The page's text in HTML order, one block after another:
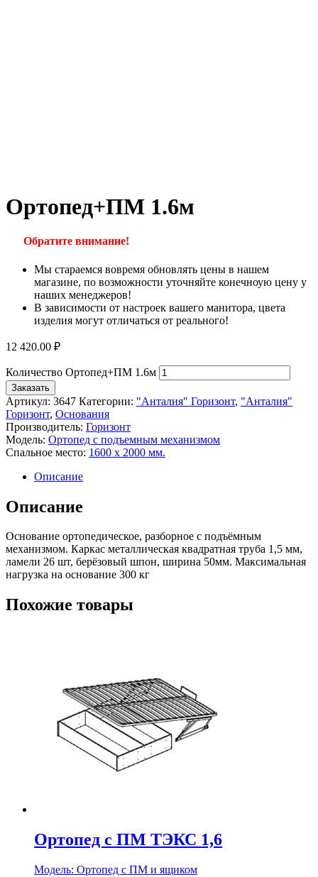
Ортопед+ПМ 1.6м
Обратите внимание!
Мы стараемся вовремя обновлять цены в нашем
магазине, по возможности уточняйте конечноую цену у
наших менеджеров!
В зависимости от настроек вашего манитора, цвета
изделия могут отличаться от реального!
12 420.00 ₽
Количество Ортопед+ПМ 1.6м
Заказать
Артикул: 3647 Категории: "Анталия" Горизонт, "Анталия"
Горизонт, Основания
Производитель: Горизонт
Модель: Ортопед с подъемным механизмом
Спальное место: 1600 х 2000 мм.
Описание
Описание
Основание ортопедическое, разборное с подъёмным
механизмом. Каркас металлическая квадратная труба 1,5 мм,
ламели 26 шт, берёзовый шпон, ширина 50мм. Максимальная
нагрузка на основание 300 кг
Похожие товары
Ортопед с ПМ ТЭКС 1,6
Модель: Ортопед с ПМ и ящиком